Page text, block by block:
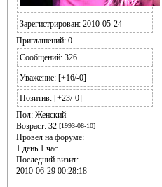
Зарегистрирован: 2010-05-24
Приглашений:0
Сообщений:326
Уважение: [+16/-0]
Позитив: [+23/-0]
Пол:Женский
Возраст:32 [1993-08-10]
Провел на форуме:
1 день 1 час
Последний визит:
2010-06-29 00:28:18